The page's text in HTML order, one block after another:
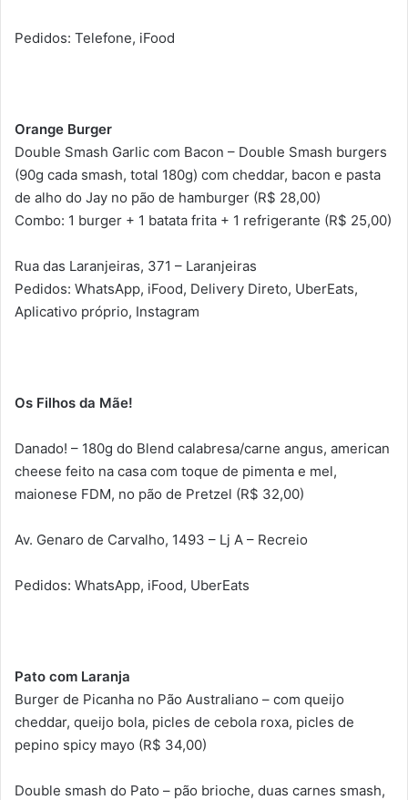
Pedidos: Telefone, iFood
Orange Burger
Double Smash Garlic com Bacon – Double Smash burgers
(90g cada smash, total 180g) com cheddar, bacon e pasta
de alho do Jay no pão de hamburger (R$ 28,00)
Combo: 1 burger + 1 batata frita + 1 refrigerante (R$ 25,00)
Rua das Laranjeiras, 371 – Laranjeiras
Pedidos: WhatsApp, iFood, Delivery Direto, UberEats,
Aplicativo próprio, Instagram
Os Filhos da Mãe!
Danado! – 180g do Blend calabresa/carne angus, american
cheese feito na casa com toque de pimenta e mel,
maionese FDM, no pão de Pretzel (R$ 32,00)
Av. Genaro de Carvalho, 1493 – Lj A – Recreio
Pedidos: WhatsApp, iFood, UberEats
Pato com Laranja
Burger de Picanha no Pão Australiano – com queijo
cheddar, queijo bola, picles de cebola roxa, picles de
pepino spicy mayo (R$ 34,00)
Double smash do Pato – pão brioche, duas carnes smash,